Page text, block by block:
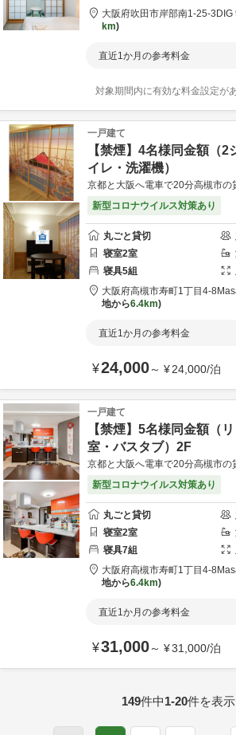
大阪府吹田市岸部南1-25-3
km
直近1か月の参考料金
対象期間内に有効な料金設定が
一戸建て
【禁煙】4名様同金額（2
イレ・洗濯機）
京都と大阪へ電車で20分高槻市の
新型コロナウイルス対策あり
丸ごと貸切
寝室2室
寝具5組
大阪府高槻市寿町1丁目4-8
地から6.4km
直近1か月の参考料金
¥24,000～ ¥24,000/泊
一戸建て
【禁煙】5名様同金額（
室・バスタブ）2F
京都と大阪へ電車で20分高槻市の
新型コロナウイルス対策あり
丸ごと貸切
寝室2室
寝具7組
大阪府高槻市寿町1丁目4-8
地から6.4km
直近1か月の参考料金
¥31,000～ ¥31,000/泊
149件中1-20件を表示